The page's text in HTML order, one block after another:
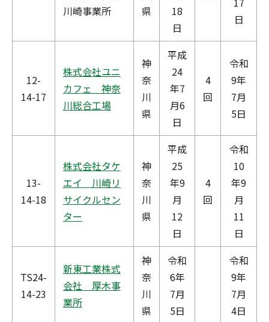
川崎事業所
県
18
日
日
12-
14-17
株式会社ユニ
カフェ 神奈
川総合工場
神
奈
川
県
平成
24
年7
月6
日
4
回
令和
9年
7月
5日
13-
14-18
株式会社タケ
エイ 川崎リ
サイクルセン
ター
神
奈
川
県
平成
25
年9
月
12
日
4
回
令和
10
年9
月
11
日
TS24-
14-23
新東工業株式
会社 厚木事
業所
神
奈
川
県
令和
6年
7月
5日
令和
9年
7月
4日